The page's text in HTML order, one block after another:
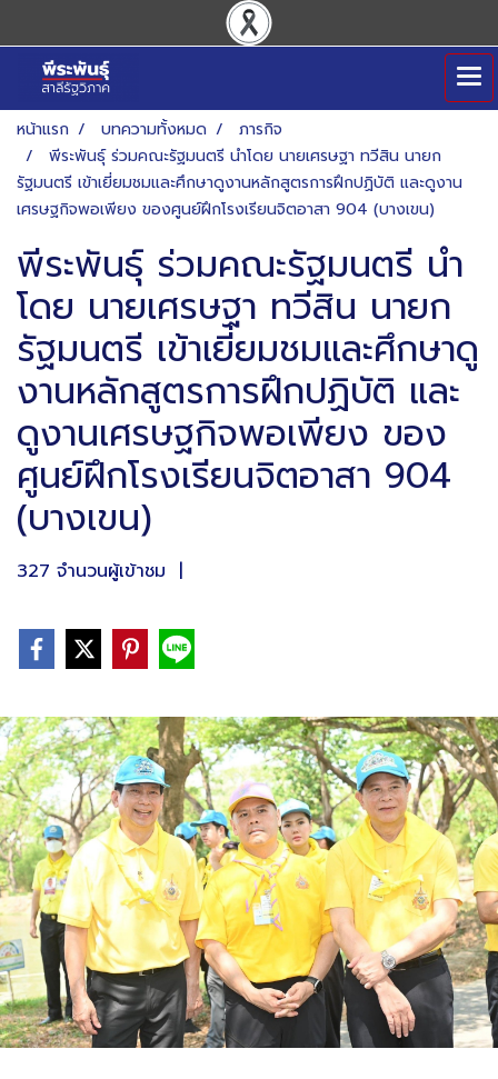
หน้าแรก บทความทั้งหมด
ภารกิจ
พีระพันธุ์ ร่วมคณะรัฐมนตรี นำโดย นายเศรษฐา ทวีสิน นายก
รัฐมนตรี เข้าเยี่ยมชมและศึกษาดูงานหลักสูตรการฝึกปฏิบัติ และดูงาน
เศรษฐกิจพอเพียง ของศูนย์ฝึกโรงเรียนจิตอาสา 904 (บางเขน)
พีระพันธุ์ ร่วมคณะรัฐมนตรี นำ
โดย นายเศรษฐา ทวีสิน นายก
รัฐมนตรี เข้าเยี่ยมชมและศึกษาดู
งานหลักสูตรการฝึกปฏิบัติ และ
ดูงานเศรษฐกิจพอเพียง ของ
ศูนย์ฝึกโรงเรียนจิตอาสา 904
(บางเขน)
327 จำนวนผู้เข้าชม |